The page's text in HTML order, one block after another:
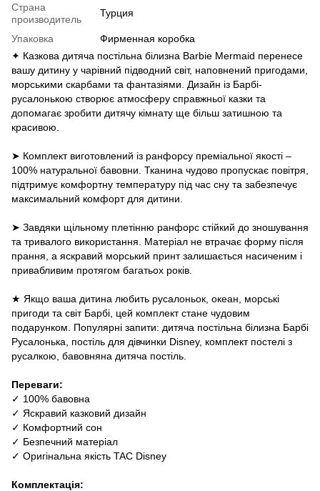
Страна
производитель
Турция
Упаковка
Фирменная коробка
✦ Казкова дитяча постільна білизна Barbie Mermaid перенесе
вашу дитину у чарівний підводний світ, наповнений пригодами,
морськими скарбами та фантазіями. Дизайн із Барбі-
русалонькою створює атмосферу справжньої казки та
допомагає зробити дитячу кімнату ще більш затишною та
красивою.
➤ Комплект виготовлений із ранфорсу преміальної якості –
100% натуральної бавовни. Тканина чудово пропускає повітря,
підтримує комфортну температуру під час сну та забезпечує
максимальний комфорт для дитини.
➤ Завдяки щільному плетінню ранфорс стійкий до зношування
та тривалого використання. Матеріал не втрачає форму після
прання, а яскравий морський принт залишається насиченим і
привабливим протягом багатьох років.
★ Якщо ваша дитина любить русалоньок, океан, морські
пригоди та світ Барбі, цей комплект стане чудовим
подарунком. Популярні запити: дитяча постільна білизна Барбі
Русалонька, постіль для дівчинки Disney, комплект постелі з
русалкою, бавовняна дитяча постіль.
Переваги:
✓ 100% бавовна
✓ Яскравий казковий дизайн
✓ Комфортний сон
✓ Безпечний матеріал
✓ Оригінальна якість TAC Disney
Комплектація: